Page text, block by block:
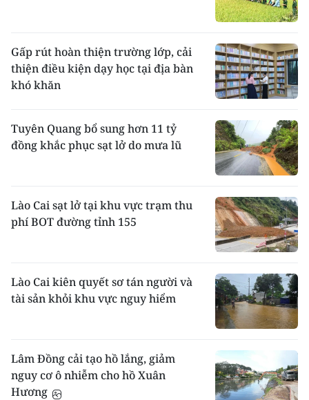
Gấp rút hoàn thiện trường lớp, cải
thiện điều kiện dạy học tại địa bàn
khó khăn
Tuyên Quang bổ sung hơn 11 tỷ
đồng khắc phục sạt lở do mưa lũ
Lào Cai sạt lở tại khu vực trạm thu
phí BOT đường tỉnh 155
Lào Cai kiên quyết sơ tán người và
tài sản khỏi khu vực nguy hiểm
Lâm Đồng cải tạo hồ lắng, giảm
nguy cơ ô nhiễm cho hồ Xuân
Hương